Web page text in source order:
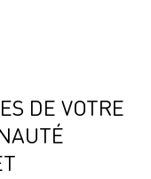
DE VOTRE